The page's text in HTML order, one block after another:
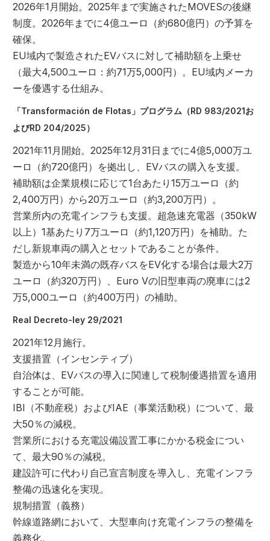
2026年1月開始。2025年まで実施されたMOVESの後継
制度。2026年までに4億ユーロ（約680億円）の予算を
確保。
EU域内で製造されたEVバスに対して補助額を上乗せ
（最大4,500ユーロ：約71万5,000円）。EU域内メーカ
ーを優遇する仕組み。
「Transformación de Flotas」プログラム（RD 983/2021お
よびRD 204/2025）
2021年11月開始。2025年12月31日までに4億5,000万ユ
ーロ（約720億円）を拠出し、EVバスの購入を支援。
補助額は企業規模に応じて1台あたり15万ユーロ（約
2,400万円）から20万ユーロ（約3,200万円）。
営業所内の充電インフラも支援。超急速充電器（350kW
以上）1基あたり7万ユーロ（約1,120万円）を補助。た
だし新規車両の購入とセットであることが条件。
製造から10年未満の既存バスをEV化する場合は最大2万
ユーロ（約320万円）、Euro Vの旧型車両の廃車には2
万5,000ユーロ（約400万円）の補助。
Real Decreto-ley 29/2021
2021年12月施行。
支援措置（インセンティブ）
自治体は、EVバスの導入に関連して税制優遇措置を適用
することが可能。
IBI（不動産税）およびIAE（事業活動税）について、最
大50％の減税。
営業所における充電設備設置工事にかかる税金につい
て、最大90％の減税。
建設許可に代わり自己宣言制度を導入し、充電インフラ
整備の迅速化を実現。
規制措置（義務）
幹線道路網において、大型車向け充電インフラの整備を
義務化。